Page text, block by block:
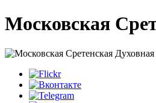
Московская